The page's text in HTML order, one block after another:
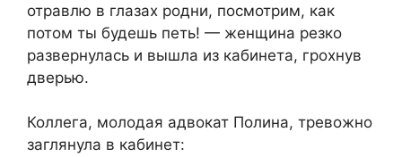
отравлю в глазах родни, посмотрим, как
потом ты будешь петь! — женщина резко
развернулась и вышла из кабинета, грохнув
дверью.
Коллега, молодая адвокат Полина, тревожно
заглянула в кабинет: